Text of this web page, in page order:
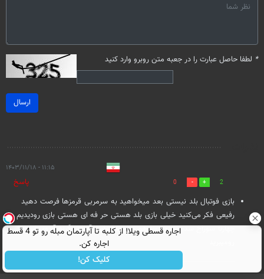
* لطفا حاصل عبارت را در جعبه متن روبرو وارد کنید
ارسال
۱۱:۱۵ - ۱۴۰۳/۱۱/۱۸
2
0
پاسخ
بازی فوتبال بلد نیستی بعد میخواهید به سرمربی قرمزها فرصت دهید
رفیعی فکر می‌کنید خیلی بازی بلد هستی حر فه ای هستی بازی رودیدیم
چهارتا سوراخ شدید تازه دوتا هم نخورید شاس آورید وگرنه آبروی ایراناجاره‌ قسطی ویلا! از کلبه تا آپارتمان مبله رو تو 4 قسط
اجاره کن.
کلیک کن!